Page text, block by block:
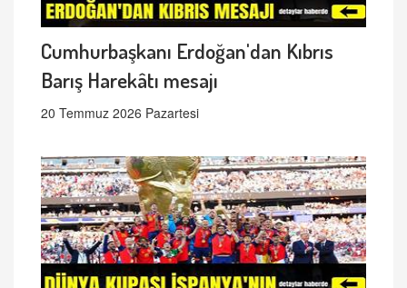
Cumhurbaşkanı Erdoğan'dan Kıbrıs
Barış Harekâtı mesajı
20 Temmuz 2026 Pazartesi